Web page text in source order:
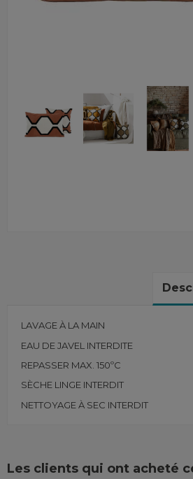
LAVAGE À LA MAIN
EAU DE JAVEL INTERDITE
REPASSER MAX. 150ºC
SÈCHE LINGE INTERDIT
NETTOYAGE À SEC INTERDIT
Les clients qui ont acheté